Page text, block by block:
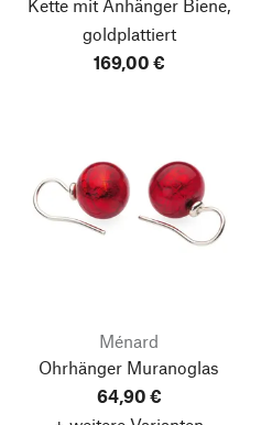
Kette mit Anhänger Biene,
goldplattiert
169,00 €
Ménard
Ohrhänger Muranoglas
64,90 €